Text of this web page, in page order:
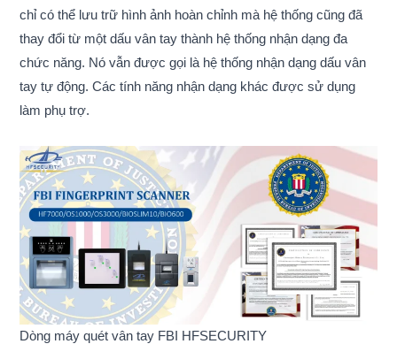
chỉ có thể lưu trữ hình ảnh hoàn chỉnh mà hệ thống cũng đã
thay đổi từ một dấu vân tay thành hệ thống nhận dạng đa
chức năng. Nó vẫn được gọi là hệ thống nhận dạng dấu vân
tay tự động. Các tính năng nhận dạng khác được sử dụng
làm phụ trợ.
Dòng máy quét vân tay FBI HFSECURITY